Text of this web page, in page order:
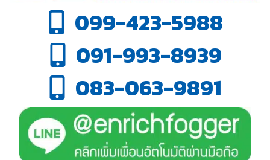
099-423-5988
091-993-8939
083-063-9891